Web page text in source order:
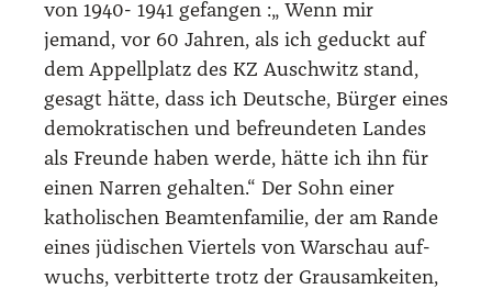
von 1940- 1941 gefan­gen :„ Wenn mir
jemand, vor 60 Jah­ren, als ich geduckt auf
dem Appell­platz des KZ Ausch­witz stand,
gesagt hät­te, dass ich Deut­sche, Bür­ger eines
demo­kra­ti­schen und befreun­de­ten Lan­des
als Freun­de haben wer­de, hät­te ich ihn für
einen Nar­ren gehal­ten.“ Der Sohn einer
katho­li­schen Beam­ten­fa­mi­lie, der am Ran­de
eines jüdi­schen Vier­tels von War­schau auf­
wuchs, ver­bit­ter­te trotz der Grau­sam­kei­ten,